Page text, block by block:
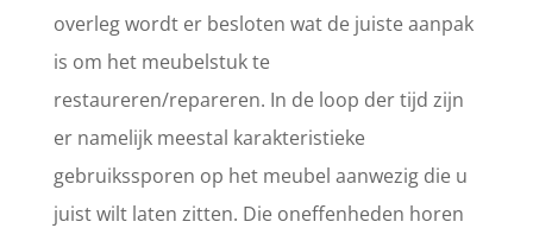
overleg wordt er besloten wat de juiste aanpak
is om het meubelstuk te
restaureren/repareren. In de loop der tijd zijn
er namelijk meestal karakteristieke
gebruikssporen op het meubel aanwezig die u
juist wilt laten zitten. Die oneffenheden horen